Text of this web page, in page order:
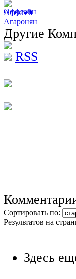
Алексей
Агаронян
Другие
RSS
Сортировать по:
Результатов на
Здесь